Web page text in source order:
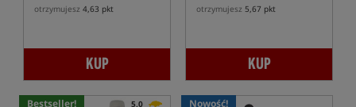
otrzymujesz 4,63 pkt
KUP
otrzymujesz 5,67 pkt
KUP
Bestseller! 5,0 Nowość!